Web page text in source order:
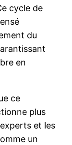
cycle de
du
en
ce
plus
et les
un